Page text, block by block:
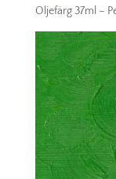
Oljefärg 37ml –